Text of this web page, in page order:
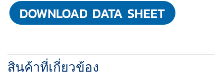
สินค้าที่เกี่ยวข้อง